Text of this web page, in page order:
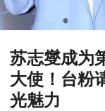
苏志燮成为
大使！台粉
光魅力